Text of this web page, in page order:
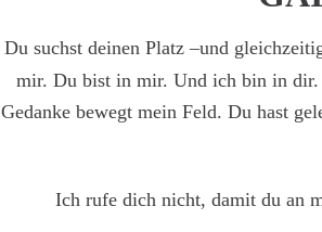
Du suchst deinen Platz –und
mir. Du bist in mir. Und ich bin in dir.
Gedanke bewegt mein Feld. Du hast
Ich rufe dich nicht, damit du an